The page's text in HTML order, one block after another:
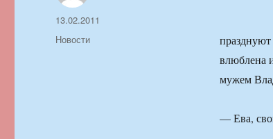
влюблена
мужем
— Ева,
Автор
Опубликовано
13.02.2011
Рубрики
Новости